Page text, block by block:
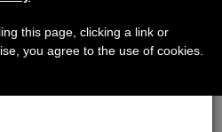
this page, clicking a link or
you agree to the use of cookies.